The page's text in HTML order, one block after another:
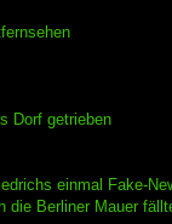
Dorf getrieben
einmal Fake-
die Berliner Mauer